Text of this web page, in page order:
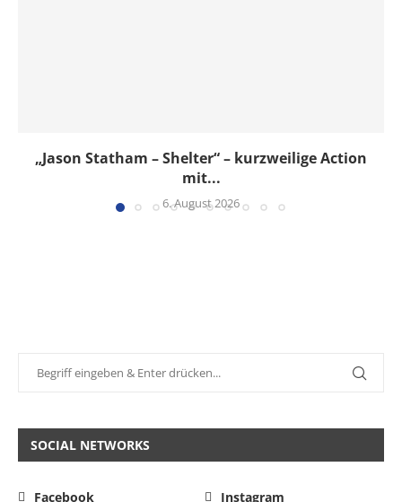
„Jason Statham – Shelter“ – kurzweilige Action
mit...
6. August 2026
SOCIAL NETWORKS
Facebook Instagram